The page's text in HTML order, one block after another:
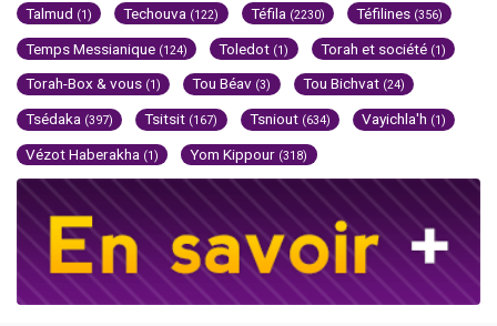
Talmud (1) Techouva (122) Téfila (2230) Téfilines (356)
Temps Messianique (124) Toledot (1) Torah et société (1)
Torah-Box & vous (1) Tou Béav (3) Tou Bichvat (24)
Tsédaka (397) Tsitsit (167) Tsniout (634) Vayichla'h (1)
Vézot Haberakha (1) Yom Kippour (318)